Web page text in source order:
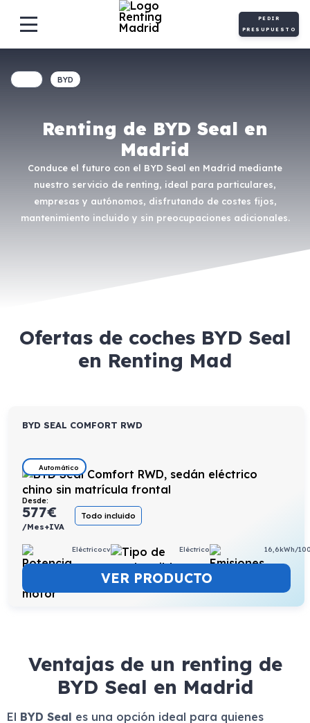
PEDIR
PRESUPUESTO
Renting de BYD Seal en
Madrid
Conduce el futuro con el BYD Seal en Madrid mediante
nuestro servicio de renting, ideal para particulares,
empresas y autónomos, disfrutando de costes fijos,
mantenimiento incluido y sin preocupaciones adicionales.
BYD
Ofertas de coches BYD Seal
en Renting Mad
BYD SEAL COMFORT RWD
Automático
Desde:
577€
/Mes+IVA
Todo incluido
Eléctricocv Eléctrico 16,6kWh/
VER PRODUCTO
Ventajas de un renting de
BYD Seal en Madrid
El BYD Seal es una opción ideal para quienes